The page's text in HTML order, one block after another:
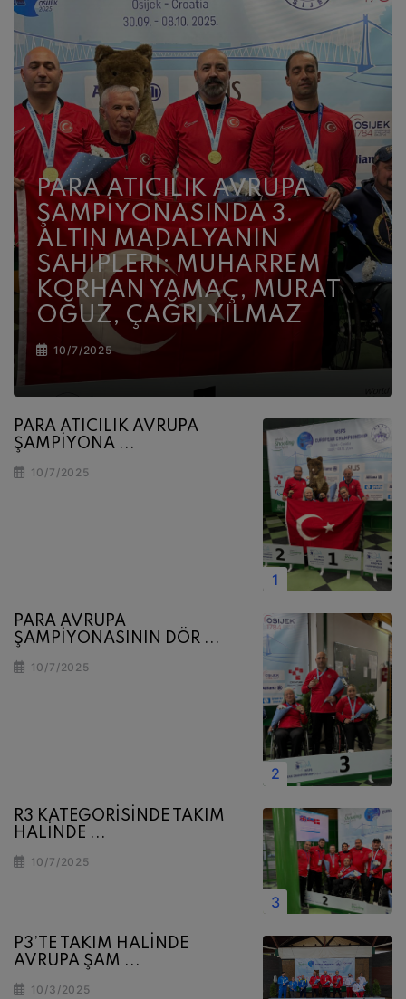
PARA ATICILIK AVRUPA
ŞAMPİYONASINDA 3.
ALTIN MADALYANIN
SAHİPLERİ: MUHARREM
KORHAN YAMAÇ, MURAT
OĞUZ, ÇAĞRI YILMAZ
10/7/2025
PARA ATICILIK AVRUPA
ŞAMPİYONA ...
10/7/2025
PARA AVRUPA
ŞAMPİYONASININ DÖR ...
10/7/2025
R3 KATEGORİSİNDE TAKIM
HALİNDE ...
10/7/2025
P3’TE TAKIM HALİNDE
AVRUPA ŞAM ...
10/3/2025